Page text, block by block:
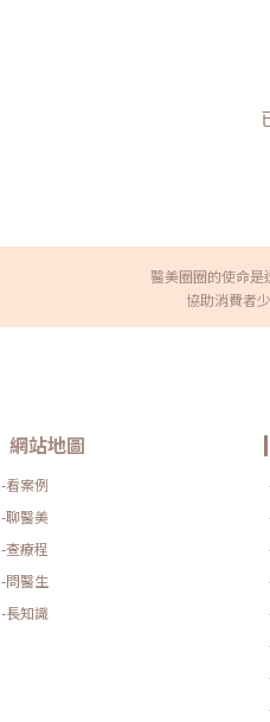
醫美圈圈的使命
協助消費者
網站地圖
-看案例
-聊醫美
-查療程
-問醫生
-長知識